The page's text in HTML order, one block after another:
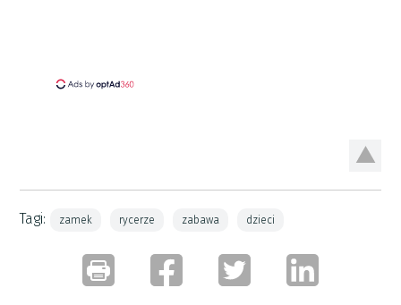
Tagi: zamek rycerze zabawa dzieci